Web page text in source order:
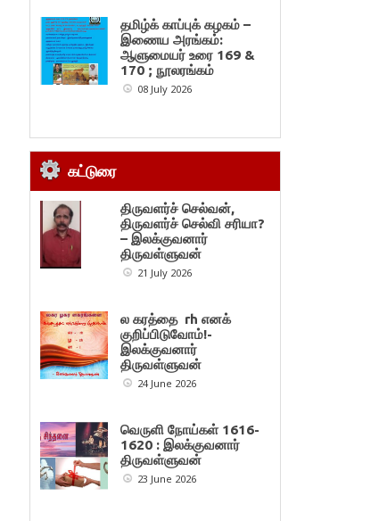
தமிழ்க் காப்புக் கழகம் –
இணைய அரங்கம்:
ஆளுமையர் உரை 169 &
170 ; நூலரங்கம்
08 July 2026
கட்டுரை
திருவளர்ச் செல்வன்,
திருவளர்ச் செல்வி சரியா?
– இலக்குவனார்
திருவள்ளுவன்
21 July 2026
ல கரத்தை rh எனக்
குறிப்பிடுவோம்!-
இலக்குவனார்
திருவள்ளுவன்
24 June 2026
வெருளி நோய்கள் 1616-
1620 : இலக்குவனார்
திருவள்ளுவன்
23 June 2026